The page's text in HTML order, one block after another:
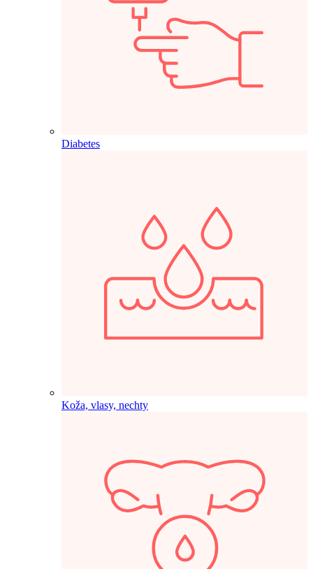
Diabetes
Koža, vlasy, nechty